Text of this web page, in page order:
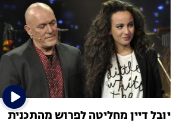
יובל דיין מחליטה לפרוש מהתכנית